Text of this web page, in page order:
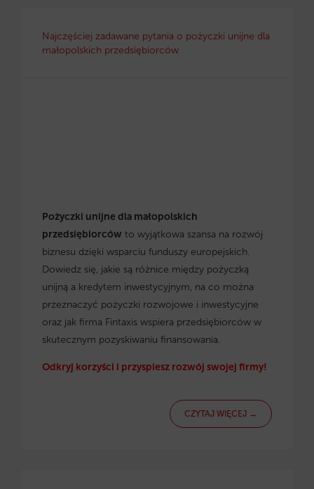
Najczęściej zadawane pytania o pożyczki unijne dla
małopolskich przedsiębiorców
Pożyczki unijne dla małopolskich
przedsiębiorców to wyjątkowa szansa na rozwój
biznesu dzięki wsparciu funduszy europejskich.
Dowiedz się, jakie są różnice między pożyczką
unijną a kredytem inwestycyjnym, na co można
przeznaczyć pożyczki rozwojowe i inwestycyjne
oraz jak firma Fintaxis wspiera przedsiębiorców w
skutecznym pozyskiwaniu finansowania.
Odkryj korzyści i przyspiesz rozwój swojej firmy!
CZYTAJ WIĘCEJ →